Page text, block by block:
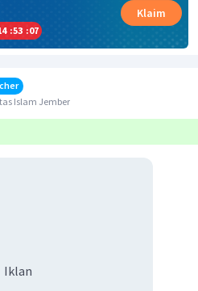
:53 :07
Klaim
Islam Jember
Iklan